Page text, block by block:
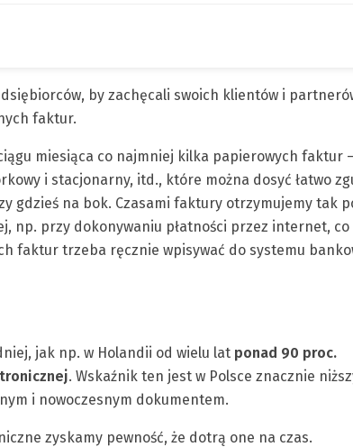
by zachęcali swoich klientów i
faktur.
miesiąca co najmniej kilka papierowych faktur
i stacjonarny, itd., które można dosyć łatwo
gdzieś na bok. Czasami faktury otrzymujemy tak
np. przy dokonywaniu płatności przez internet, co
faktur trzeba ręcznie wpisywać do systemu
jak np. w Holandii od wielu lat ponad 90 proc.
. Wskaźnik ten jest w Polsce znacznie
i nowoczesnym dokumentem.
zyskamy pewność, że dotrą one na czas.